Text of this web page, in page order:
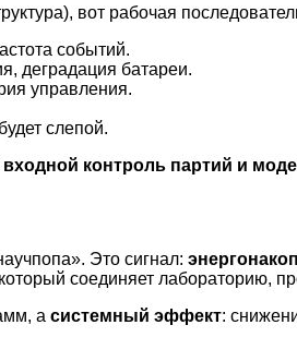
вот рабочая
событий.
деградация батареи.
управления.
слепой.
входной контроль партий и
Это сигнал:
соединяет лабораторию,
а системный эффект: